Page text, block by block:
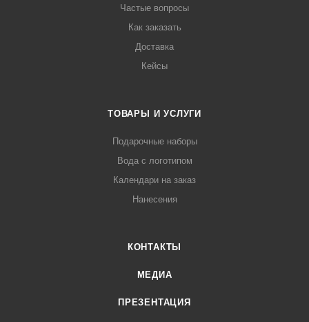
Частые вопросы
Как заказать
Доставка
Кейсы
ТОВАРЫ И УСЛУГИ
Подарочные наборы
Вода с логотипом
Календари на заказ
Нанесения
КОНТАКТЫ
МЕДИА
ПРЕЗЕНТАЦИЯ